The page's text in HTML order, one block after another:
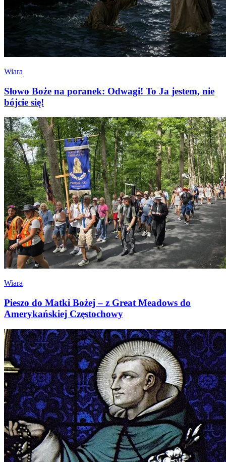
Wiara
Słowo Boże na poranek: Odwagi! To Ja jestem, nie
bójcie się!
Wiara
Pieszo do Matki Bożej – z Great Meadows do
Amerykańskiej Częstochowy